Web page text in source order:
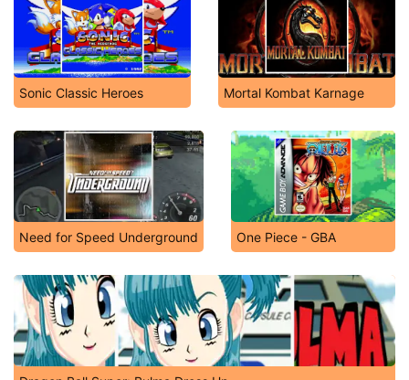
Sonic Classic Heroes Mortal Kombat Karnage
Need for Speed Underground One Piece - GBA